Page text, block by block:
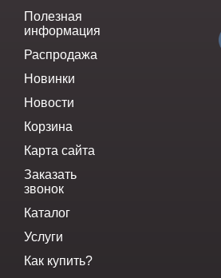
Полезная
информация
Распродажа
Новинки
Новости
Корзина
Карта сайта
Заказать
звонок
Каталог
Услуги
Как купить?